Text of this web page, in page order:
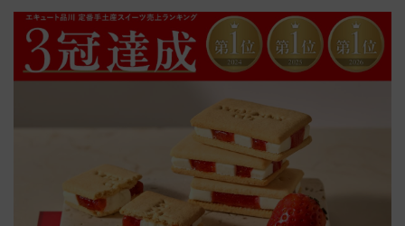
で新型特急が品川･羽田とを結
ぶ！ JR空港駅は2面3線化！
来春のGW旅行まで狙える激ア
ツ路線まとめ（8/10まで）